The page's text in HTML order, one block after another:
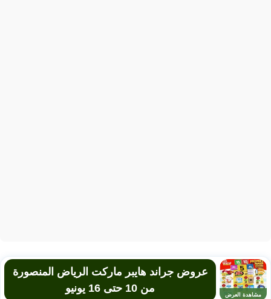
مشاهدة العرض
عروض جراند هايبر ماركت الرياض المنصورة
من 10 حتى 16 يونيو